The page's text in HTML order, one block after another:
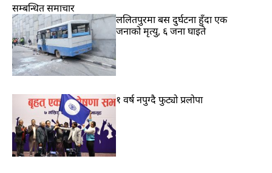
सम्बन्धित समाचार
ललितपुरमा बस दुर्घटना हुँदा एक
जनाको मृत्यु, ६ जना घाइते
१ वर्ष नपुग्दै फुट्यो प्रलोपा